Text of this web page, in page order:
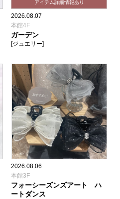
2026.08.07
本館4F
ガーデン
[ジュエリー]
2026.08.06
本館3F
フォーシーズンズアート ハ
ートダンス